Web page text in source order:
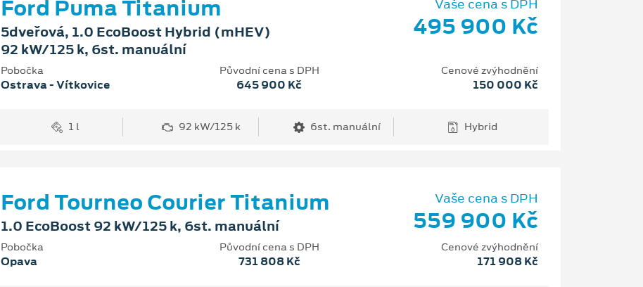
Ford Puma Titanium
5dveřová, 1.0 EcoBoost Hybrid (mHEV)
92 kW/125 k, 6st. manuální
Vaše cena s DPH
495 900 Kč
Pobočka
Ostrava - Vítkovice
Původní cena s DPH
645 900 Kč
Cenové zvýhodnění
150 000 Kč
1 l 92 kW/125 k 6st. manuální Hybrid
Ford Tourneo Courier Titanium
1.0 EcoBoost 92 kW/125 k, 6st. manuální
Vaše cena s DPH
559 900 Kč
Pobočka
Opava
Původní cena s DPH
731 808 Kč
Cenové zvýhodnění
171 908 Kč